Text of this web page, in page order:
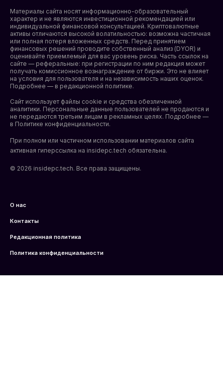
Материалы сайта носят информационно-образовательный
характер и не являются инвестиционной рекомендацией или
индивидуальной финансовой консультацией. Криптовалютные
активы отличаются высокой волатильностью: возможна частичная
или полная потеря вложенных средств. Перед принятием
финансовых решений проводите собственный анализ (DYOR) и
оценивайте приемлемый для вас уровень риска. Часть ссылок на
сайте — реферальные: при регистрации по ним редакция может
получать комиссионное вознаграждение от биржи. Это не влияет
на условия для пользователя и на независимость наших оценок.
Подробнее — в редакционной политике.
Сайт использует файлы cookie и средства обезличенной
аналитики. Персональные данные пользователей не продаются и
не передаются третьим лицам в рекламных целях. Подробнее —
в Политике конфиденциальности.
При полном или частичном использовании материалов сайта
активная гиперссылка на insidepc.tech обязательна.
© 2026 insidepc.tech. Все права защищены.
О нас
Контакты
Редакционная политика
Политика конфиденциальности